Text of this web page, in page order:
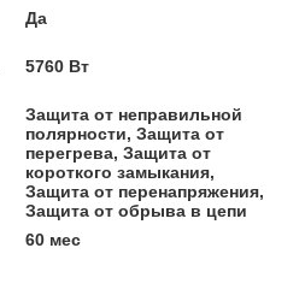
Да
5760 Вт
Защита от неправильной
полярности, Защита от
перегрева, Защита от
короткого замыкания,
Защита от перенапряжения,
Защита от обрыва в цепи
60 мес